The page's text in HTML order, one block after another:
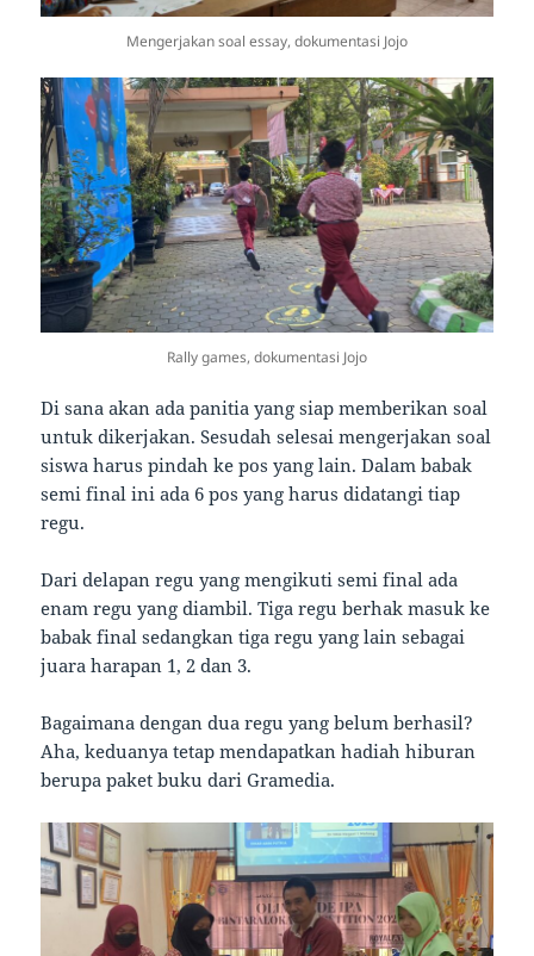
Mengerjakan soal essay, dokumentasi Jojo
Rally games, dokumentasi Jojo
Di sana akan ada panitia yang siap memberikan soal
untuk dikerjakan. Sesudah selesai mengerjakan soal
siswa harus pindah ke pos yang lain. Dalam babak
semi final ini ada 6 pos yang harus didatangi tiap
regu.
Dari delapan regu yang mengikuti semi final ada
enam regu yang diambil. Tiga regu berhak masuk ke
babak final sedangkan tiga regu yang lain sebagai
juara harapan 1, 2 dan 3.
Bagaimana dengan dua regu yang belum berhasil?
Aha, keduanya tetap mendapatkan hadiah hiburan
berupa paket buku dari Gramedia.